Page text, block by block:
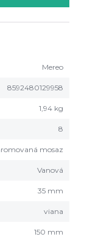
Mereo
8592480129958
1,94 kg
8
mosaz
Vanová
35 mm
viana
150 mm